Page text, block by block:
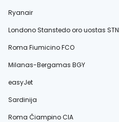
Ryanair
Londono Stanstedo oro uostas STN
Roma Fiumicino FCO
Milanas-Bergamas BGY
easyJet
Sardinija
Roma Čiampino CIA